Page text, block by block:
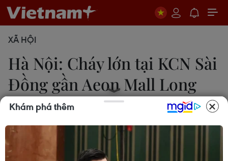
XÃ HỘI
Hà Nội: Cháy lớn tại KCN Sài
Đồng gần Aeon Mall Long
Biên
Sơn Bách
11/08/2019 02:54
Khám phá thêm